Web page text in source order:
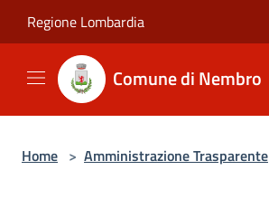
Regione Lombardia
Comune di Nembro
Home > Amministrazione Trasparente